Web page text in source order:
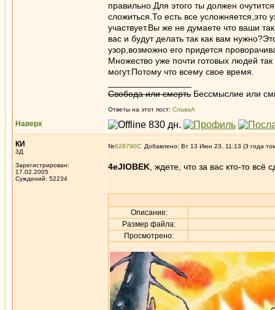
правильно.Для этого ты должен
сложиться.То есть все
участвует.Вы же не думаете что ваши
вас и будут делать так как вам
узор,возможно его придется
Множество уже почти готовых людей
могут.Потому что всему свое время.
Свобода или смерть Бессмыслие или
Ответы на этот пост: СлаваА
Наверх
КИ
3Д
Зарегистрирован:
17.02.2005
Суждений: 52234
№628790 Добавлено: Вт 13 Июн 23, 11:13 (3 года
4eJIOBEK , ждете, что за вас кто-то всё
Описание:
Размер файла:
Просмотрено: